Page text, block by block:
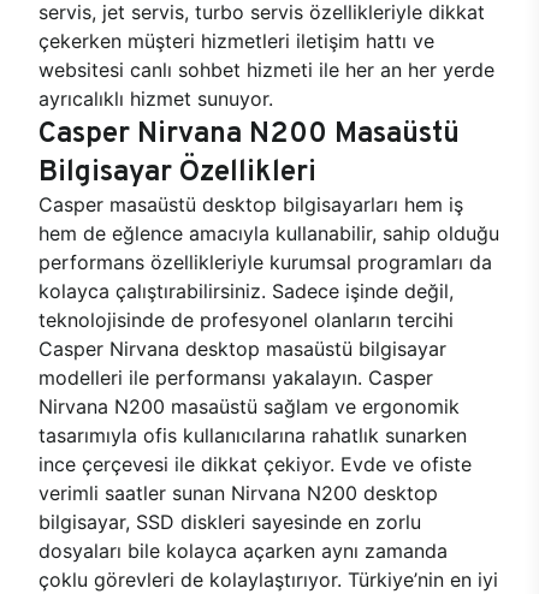
servis, jet servis, turbo servis özellikleriyle dikkat
çekerken müşteri hizmetleri iletişim hattı ve
websitesi canlı sohbet hizmeti ile her an her yerde
ayrıcalıklı hizmet sunuyor.
Casper Nirvana N200 Masaüstü
Bilgisayar Özellikleri
Casper masaüstü desktop bilgisayarları hem iş
hem de eğlence amacıyla kullanabilir, sahip olduğu
performans özellikleriyle kurumsal programları da
kolayca çalıştırabilirsiniz. Sadece işinde değil,
teknolojisinde de profesyonel olanların tercihi
Casper Nirvana desktop masaüstü bilgisayar
modelleri ile performansı yakalayın. Casper
Nirvana N200 masaüstü sağlam ve ergonomik
tasarımıyla ofis kullanıcılarına rahatlık sunarken
ince çerçevesi ile dikkat çekiyor. Evde ve ofiste
verimli saatler sunan Nirvana N200 desktop
bilgisayar, SSD diskleri sayesinde en zorlu
dosyaları bile kolayca açarken aynı zamanda
çoklu görevleri de kolaylaştırıyor. Türkiye’nin en iyi